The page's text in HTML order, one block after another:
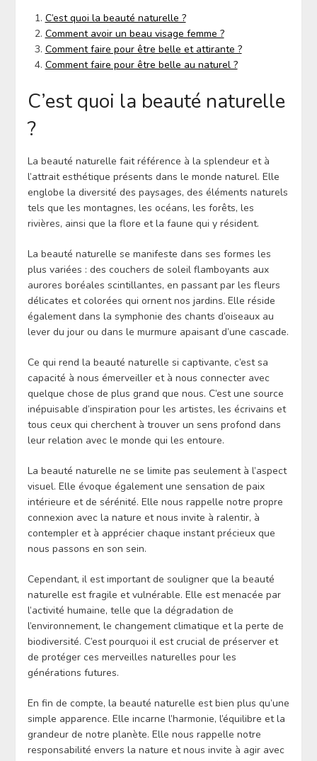
C’est quoi la beauté naturelle ?
Comment avoir un beau visage femme ?
Comment faire pour être belle et attirante ?
Comment faire pour être belle au naturel ?
C’est quoi la beauté naturelle
?
La beauté naturelle fait référence à la splendeur et à
l’attrait esthétique présents dans le monde naturel. Elle
englobe la diversité des paysages, des éléments naturels
tels que les montagnes, les océans, les forêts, les
rivières, ainsi que la flore et la faune qui y résident.
La beauté naturelle se manifeste dans ses formes les
plus variées : des couchers de soleil flamboyants aux
aurores boréales scintillantes, en passant par les fleurs
délicates et colorées qui ornent nos jardins. Elle réside
également dans la symphonie des chants d’oiseaux au
lever du jour ou dans le murmure apaisant d’une cascade.
Ce qui rend la beauté naturelle si captivante, c’est sa
capacité à nous émerveiller et à nous connecter avec
quelque chose de plus grand que nous. C’est une source
inépuisable d’inspiration pour les artistes, les écrivains et
tous ceux qui cherchent à trouver un sens profond dans
leur relation avec le monde qui les entoure.
La beauté naturelle ne se limite pas seulement à l’aspect
visuel. Elle évoque également une sensation de paix
intérieure et de sérénité. Elle nous rappelle notre propre
connexion avec la nature et nous invite à ralentir, à
contempler et à apprécier chaque instant précieux que
nous passons en son sein.
Cependant, il est important de souligner que la beauté
naturelle est fragile et vulnérable. Elle est menacée par
l’activité humaine, telle que la dégradation de
l’environnement, le changement climatique et la perte de
biodiversité. C’est pourquoi il est crucial de préserver et
de protéger ces merveilles naturelles pour les
générations futures.
En fin de compte, la beauté naturelle est bien plus qu’une
simple apparence. Elle incarne l’harmonie, l’équilibre et la
grandeur de notre planète. Elle nous rappelle notre
responsabilité envers la nature et nous invite à agir avec